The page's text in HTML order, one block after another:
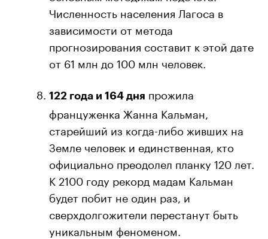
Численность населения Лагоса в
зависимости от метода
прогнозирования составит к этой дате
от 61 млн до 100 млн человек.
122 года и 164 дня прожила
француженка Жанна Кальман,
старейший из когда-либо живших на
Земле человек и единственная, кто
официально преодолел планку 120 лет.
К 2100 году рекорд мадам Кальман
будет побит не один раз, и
сверхдолгожители перестанут быть
уникальным феноменом.